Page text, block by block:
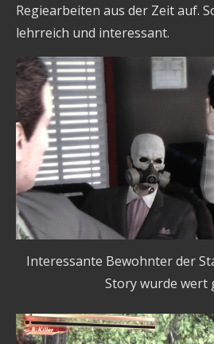
Regiearbeiten aus der Zeit auf.
lehrreich und interessant.
Interessante Bewohnter der
Story wurde wert